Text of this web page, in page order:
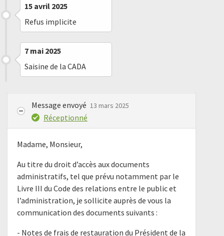
15 avril 2025
Refus implicite
7 mai 2025
Saisine de la CADA
Message envoyé 13 mars 2025
Réceptionné
Madame, Monsieur,
Au titre du droit d’accès aux documents
administratifs, tel que prévu notamment par le
Livre III du Code des relations entre le public et
l’administration, je sollicite auprès de vous la
communication des documents suivants :
- Notes de frais de restauration du Président de la